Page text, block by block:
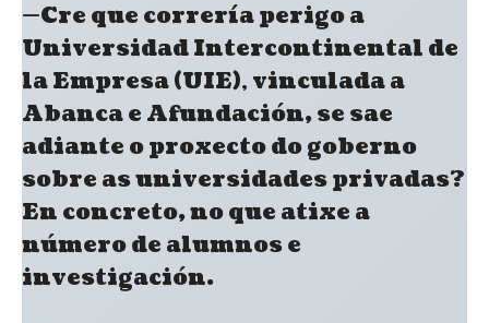
—Cre que correría perigo a
Universidad Intercontinental de
la Empresa (UIE), vinculada a
Abanca e Afundación, se sae
adiante o proxecto do goberno
sobre as universidades privadas?
En concreto, no que atixe a
número de alumnos e
investigación.